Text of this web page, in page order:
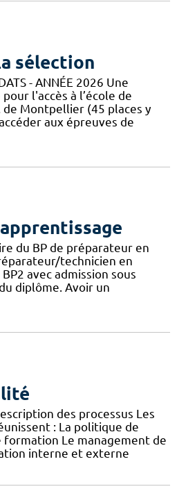
sélection
- ANNÉE 2026 Une
l'accès à l’école de
de Montpellier (45 places y
aux épreuves de
du BP de préparateur en
technicien en
avec admission sous
diplôme. Avoir un
des processus Les
: La politique de
formation Le management de
interne et externe